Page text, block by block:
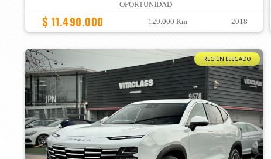
OPORTUNIDAD
$ 11.490.000 129.000 Km 2018
RECIÉN LLEGADO